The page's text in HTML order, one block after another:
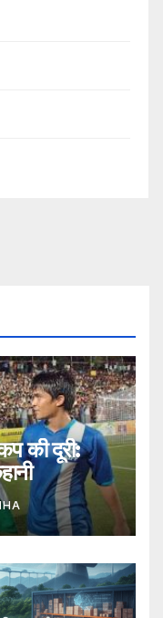
की दूरी: